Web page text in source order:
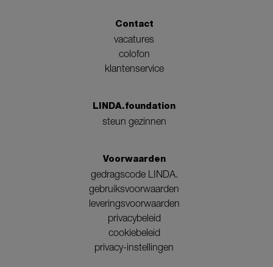
Contact
vacatures
colofon
klantenservice
LINDA.foundation
steun gezinnen
Voorwaarden
gedragscode LINDA.
gebruiksvoorwaarden
leveringsvoorwaarden
privacybeleid
cookiebeleid
privacy-instellingen